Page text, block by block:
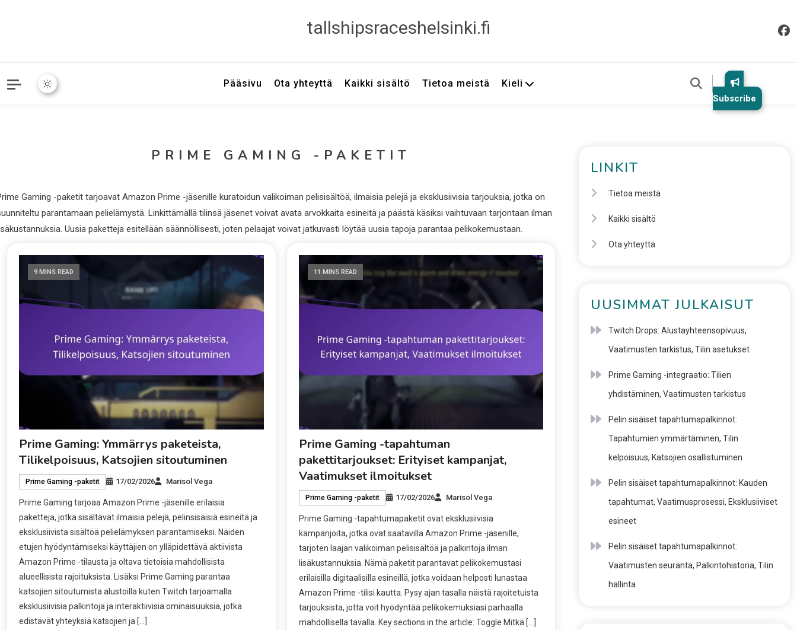
tallshipsraceshelsinki.fi
Pääsivu Ota yhteyttä Kaikki sisältö Tietoa meistä Kieli
Subscribe
PRIME GAMING -PAKETIT
Gaming -paketit tarjoavat Amazon Prime -jäsenille kuratoidun valikoiman pelisisältöä, ilmaisia pelejä ja eksklusiivisia tarjouksia, jotka on
parantamaan pelielämystä. Linkittämällä tilinsä jäsenet voivat avata arvokkaita esineitä ja päästä käsiksi vaihtuvaan tarjontaan ilman
Uusia paketteja esitellään säännöllisesti, joten pelaajat voivat jatkuvasti löytää uusia tapoja parantaa pelikokemustaan.
9 MINS READ
Prime Gaming: Ymmärrys paketeista,
Tilikelpoisuus, Katsojien sitoutuminen
Prime Gaming -paketit 17/02/2026 Marisol Vega
Prime Gaming tarjoaa Amazon Prime -jäsenille erilaisia
paketteja, jotka sisältävät ilmaisia pelejä, pelinsisäisiä esineitä ja
eksklusiivista sisältöä pelielämyksen parantamiseksi. Näiden
etujen hyödyntämiseksi käyttäjien on ylläpidettävä aktiivista
Amazon Prime -tilausta ja oltava tietoisia mahdollisista
alueellisista rajoituksista. Lisäksi Prime Gaming parantaa
katsojien sitoutumista alustoilla kuten Twitch tarjoamalla
eksklusiivisia palkintoja ja interaktiivisia ominaisuuksia, jotka
edistävät yhteyksiä katsojien ja […]
11 MINS READ
Prime Gaming -tapahtuman
pakettitarjoukset: Erityiset kampanjat,
Vaatimukset ilmoitukset
Prime Gaming -paketit 17/02/2026 Marisol Vega
Prime Gaming -tapahtumapaketit ovat eksklusiivisia
kampanjoita, jotka ovat saatavilla Amazon Prime -jäsenille,
tarjoten laajan valikoiman pelisisältöä ja palkintoja ilman
lisäkustannuksia. Nämä paketit parantavat pelikokemustasi
erilaisilla digitaalisilla esineillä, jotka voidaan helposti lunastaa
Amazon Prime -tilisi kautta. Pysy ajan tasalla näistä rajoitetuista
tarjouksista, jotta voit hyödyntää pelikokemuksiasi parhaalla
mahdollisella tavalla. Key sections in the article: Toggle Mitkä […]
LINKIT
Tietoa meistä
Kaikki sisältö
Ota yhteyttä
UUSIMMAT JULKAISUT
Twitch Drops: Alustayhteensopivuus,
Vaatimusten tarkistus, Tilin asetukset
Prime Gaming -integraatio: Tilien
yhdistäminen, Vaatimusten tarkistus
Pelin sisäiset tapahtumapalkinnot:
Tapahtumien ymmärtäminen, Tilin
kelpoisuus, Katsojien osallistuminen
Pelin sisäiset tapahtumapalkinnot: Kauden
tapahtumat, Vaatimusprosessi, Eksklusiiviset
esineet
Pelin sisäiset tapahtumapalkinnot:
Vaatimusten seuranta, Palkintohistoria, Tilin
hallinta